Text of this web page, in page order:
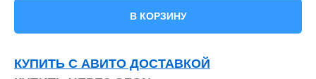
В КОРЗИНУ
КУПИТЬ С АВИТО ДОСТАВКОЙ